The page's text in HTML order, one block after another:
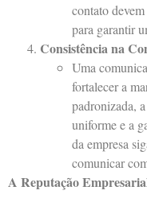
contato
para garantir
Consistência na
Uma
fortalecer a
padronizada,
uniforme e a
da empresa
comunicar
A Reputação